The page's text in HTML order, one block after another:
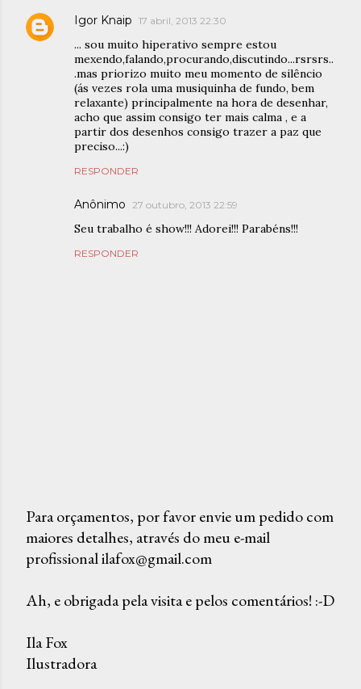
Igor Knaip 17 abril, 2013 22:30
... sou muito hiperativo sempre estou
mexendo,falando,procurando,discutindo...rsrsrs..
.mas priorizo muito meu momento de silêncio
(ás vezes rola uma musiquinha de fundo, bem
relaxante) principalmente na hora de desenhar,
acho que assim consigo ter mais calma , e a
partir dos desenhos consigo trazer a paz que
preciso...:)
RESPONDER
Anônimo 27 outubro, 2013 22:59
Seu trabalho é show!!! Adorei!!! Parabéns!!!
RESPONDER
P
o
t
r
u
Para orçamentos, por favor envie um pedido com
maiores detalhes, através do meu e-mail
profissional ilafox@gmail.com
Ah, e obrigada pela visita e pelos comentários! :-D
Ila Fox
Ilustradora